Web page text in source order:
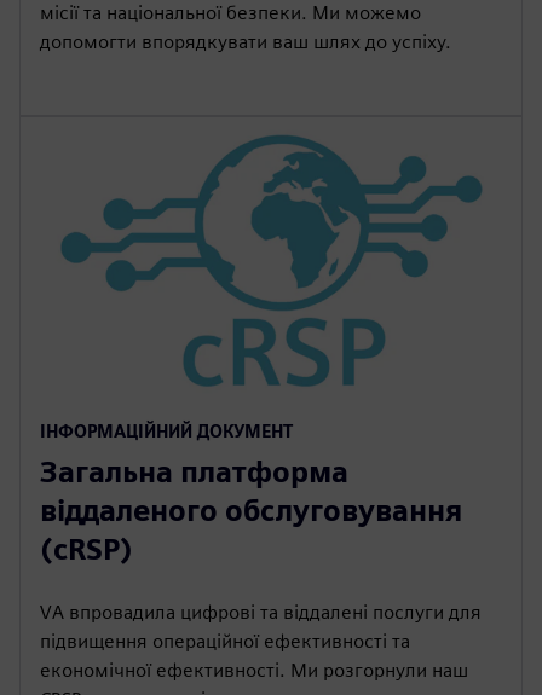
місії та національної безпеки. Ми можемо
допомогти впорядкувати ваш шлях до успіху.
ІНФОРМАЦІЙНИЙ ДОКУМЕНТ
Загальна платформа
віддаленого обслуговування
(cRSP)
VA впровадила цифрові та віддалені послуги для
підвищення операційної ефективності та
економічної ефективності. Ми розгорнули наш